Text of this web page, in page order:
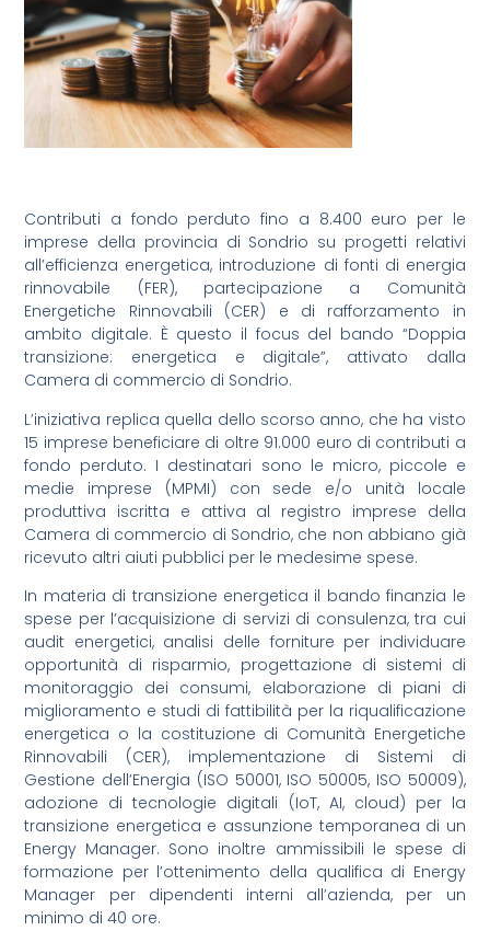
Contributi a fondo perduto fino a 8.400 euro per le
imprese della provincia di Sondrio su progetti relativi
all’efficienza energetica, introduzione di fonti di energia
rinnovabile (FER), partecipazione a Comunità
Energetiche Rinnovabili (CER) e di rafforzamento in
ambito digitale. È questo il focus del bando “Doppia
transizione: energetica e digitale”, attivato dalla
Camera di commercio di Sondrio.
L’iniziativa replica quella dello scorso anno, che ha visto
15 imprese beneficiare di oltre 91.000 euro di contributi a
fondo perduto. I destinatari sono le micro, piccole e
medie imprese (MPMI) con sede e/o unità locale
produttiva iscritta e attiva al registro imprese della
Camera di commercio di Sondrio, che non abbiano già
ricevuto altri aiuti pubblici per le medesime spese.
In materia di transizione energetica il bando finanzia le
spese per l’acquisizione di servizi di consulenza, tra cui
audit energetici, analisi delle forniture per individuare
opportunità di risparmio, progettazione di sistemi di
monitoraggio dei consumi, elaborazione di piani di
miglioramento e studi di fattibilità per la riqualificazione
energetica o la costituzione di Comunità Energetiche
Rinnovabili (CER), implementazione di Sistemi di
Gestione dell’Energia (ISO 50001, ISO 50005, ISO 50009),
adozione di tecnologie digitali (IoT, AI, cloud) per la
transizione energetica e assunzione temporanea di un
Energy Manager. Sono inoltre ammissibili le spese di
formazione per l’ottenimento della qualifica di Energy
Manager per dipendenti interni all’azienda, per un
minimo di 40 ore.